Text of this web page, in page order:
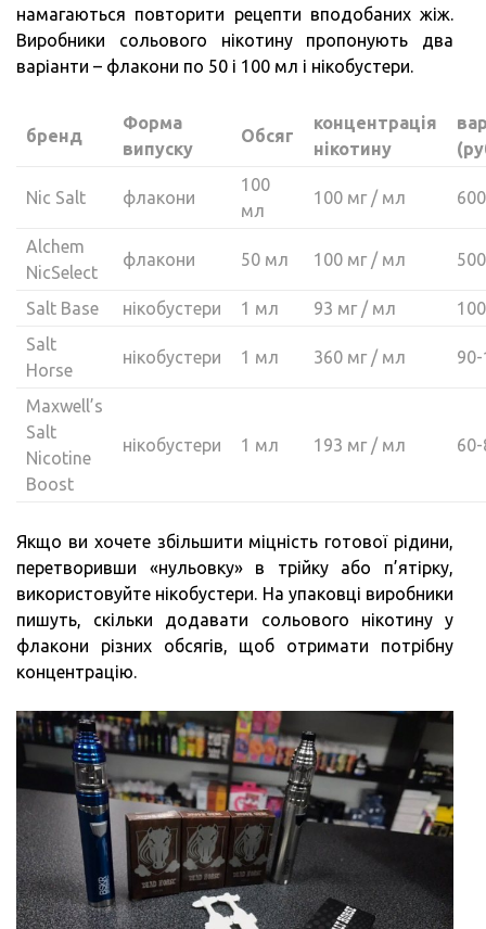
намагаються повторити рецепти вподобаних жіж.
Виробники сольового нікотину пропонують два
варіанти – флакони по 50 і 100 мл і нікобустери.
бренд
Форма
випуску
Обсяг
концентрація
нікотину
Nic Salt флакони
100
мл
100 мг / мл
Alchem ​​
NicSelect
флакони 50 мл 100 мг / мл
Salt Base нікобустери 1 мл 93 мг / мл
Salt
Horse
нікобустери 1 мл 360 мг / мл
Maxwell’s
Salt
Nicotine
Boost
нікобустери 1 мл 193 мг / мл
Якщо ви хочете збільшити міцність готової рідини,
перетворивши «нульовку» в трійку або п’ятірку,
використовуйте нікобустери. На упаковці виробники
пишуть, скільки додавати сольового нікотину у
флакони різних обсягів, щоб отримати потрібну
концентрацію.